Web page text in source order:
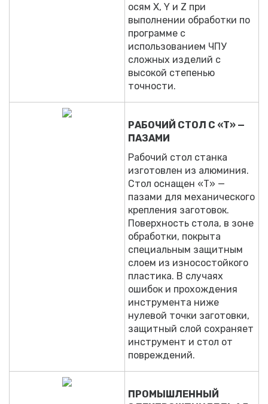
осям X, Y и Z при
выполнении обработки по
программе с
использованием ЧПУ
сложных изделий с
высокой степенью
точности.
РАБОЧИЙ СТОЛ С «Т» —
ПАЗАМИ
Рабочий стол станка
изготовлен из алюминия.
Стол оснащен «Т» —
пазами для механического
крепления заготовок.
Поверхность стола, в зоне
обработки, покрыта
специальным защитным
слоем из износостойкого
пластика. В случаях
ошибок и прохождения
инструмента ниже
нулевой точки заготовки,
защитный слой сохраняет
инструмент и стол от
повреждений.
ПРОМЫШЛЕННЫЙ